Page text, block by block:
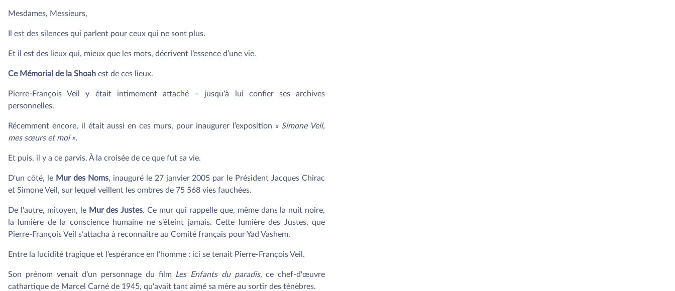
Mesdames, Messieurs,
Il est des silences qui parlent pour ceux qui ne sont plus.
Et il est des lieux qui, mieux que les mots, décrivent l’essence d’une vie.
Ce Mémorial de la Shoah est de ces lieux.
Pierre-François Veil y était intimement attaché – jusqu'à lui confier ses archives
personnelles.
Récemment encore, il était aussi en ces murs, pour inaugurer l’exposition « Simone Veil,
mes sœurs et moi ».
Et puis, il y a ce parvis. À la croisée de ce que fut sa vie.
D'un côté, le Mur des Noms, inauguré le 27 janvier 2005 par le Président Jacques Chirac
et Simone Veil, sur lequel veillent les ombres de 75 568 vies fauchées.
De l'autre, mitoyen, le Mur des Justes. Ce mur qui rappelle que, même dans la nuit noire,
la lumière de la conscience humaine ne s’éteint jamais. Cette lumière des Justes, que
Pierre-François Veil s’attacha à reconnaître au Comité français pour Yad Vashem.
Entre la lucidité tragique et l’espérance en l’homme : ici se tenait Pierre-François Veil.
Son prénom venait d’un personnage du film Les Enfants du paradis, ce chef-d'œuvre
cathartique de Marcel Carné de 1945, qu'avait tant aimé sa mère au sortir des ténèbres.